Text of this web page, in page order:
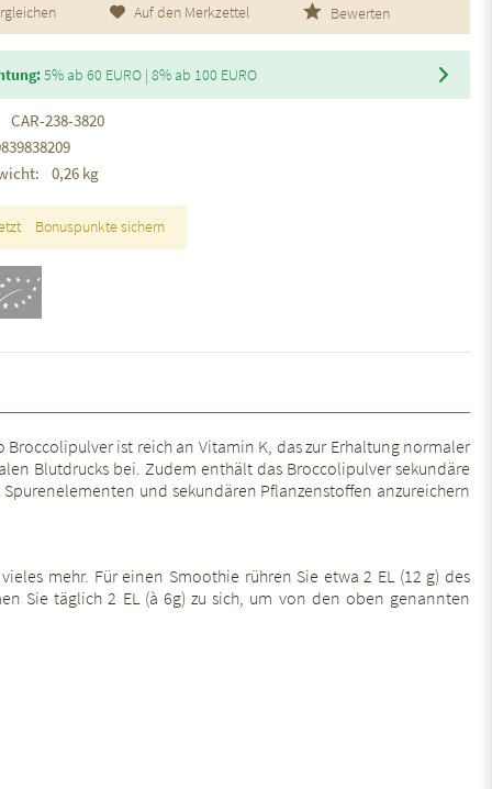
Auf den Merkzettel Bewerten
5% ab 60 EURO | 8% ab 100 EURO
CAR-238-3820
0,26 kg
Bonuspunkte sichern
ist reich an Vitamin K, das zur Erhaltung normaler
Blutdrucks bei. Zudem enthält das Broccolipulver sekundäre
und sekundären Pflanzenstoffen anzureichern
mehr. Für einen Smoothie rühren Sie etwa 2 EL (12 g) des
Sie täglich 2 EL (à 6g) zu sich, um von den oben genannten